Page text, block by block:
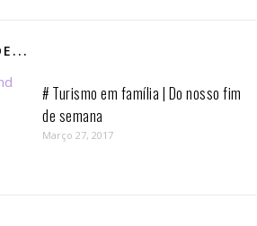
# Turismo em família | Do nosso fim
de semana
Março 27, 2017